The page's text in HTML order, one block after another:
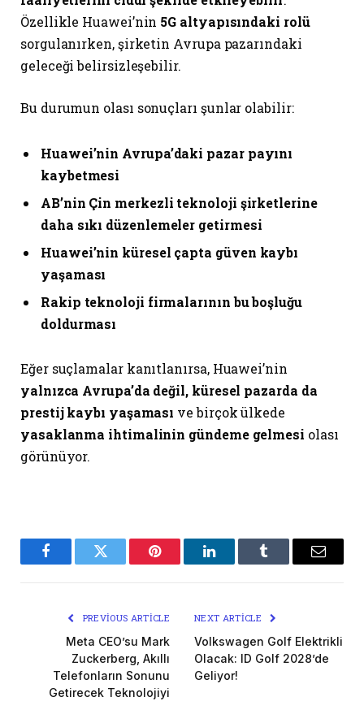
Özellikle Huawei’nin 5G altyapısındaki rolü
sorgulanırken, şirketin Avrupa pazarındaki
geleceği belirsizleşebilir.
Bu durumun olası sonuçları şunlar olabilir:
Huawei’nin Avrupa’daki pazar payını
kaybetmesi
AB’nin Çin merkezli teknoloji şirketlerine
daha sıkı düzenlemeler getirmesi
Huawei’nin küresel çapta güven kaybı
yaşaması
Rakip teknoloji firmalarının bu boşluğu
doldurması
Eğer suçlamalar kanıtlanırsa, Huawei’nin
yalnızca Avrupa’da değil, küresel pazarda da
prestij kaybı yaşaması ve birçok ülkede
yasaklanma ihtimalinin gündeme gelmesi olası
görünüyor.
FacebookTwitter Pinterest LinkedInTumblr Email
PREVIOUS ARTICLE
Meta CEO’su Mark
Zuckerberg, Akıllı
Telefonların Sonunu
Getirecek Teknolojiyi
NEXT ARTICLE
Volkswagen Golf Elektrikli
Olacak: ID Golf 2028’de
Geliyor!